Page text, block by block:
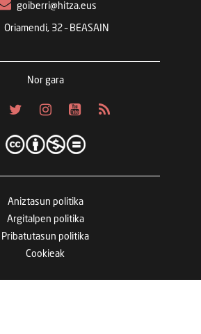
goiberri@hitza.eus
Oriamendi, 32 – BEASAIN
Nor gara
Aniztasun politika
Argitalpen politika
Pribatutasun politika
Cookieak